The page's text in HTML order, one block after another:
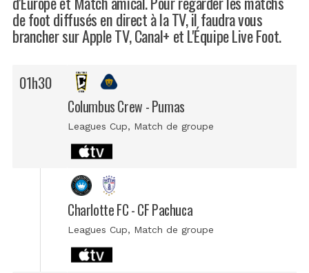
de foot diffusés en direct à la TV, il faudra vous
brancher sur Apple TV, Canal+ et L'Équipe Live Foot.
01h30
Columbus Crew - Pumas
Leagues Cup, Match de groupe
Charlotte FC - CF Pachuca
Leagues Cup, Match de groupe